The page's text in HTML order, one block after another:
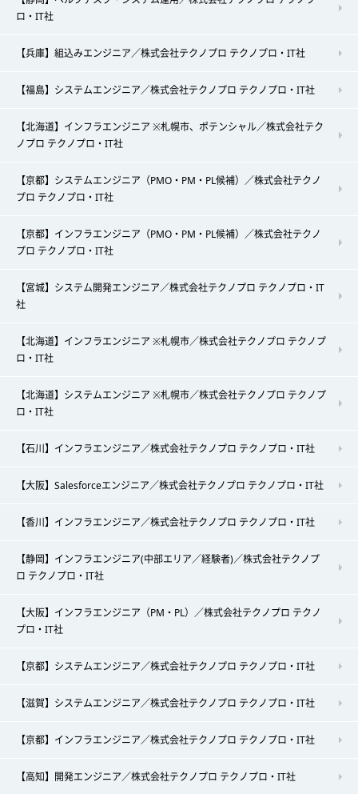
ロ・IT社
【兵庫】組込みエンジニア／株式会社テクノプロ テクノプロ・IT社
【福島】システムエンジニア／株式会社テクノプロ テクノプロ・IT社
【北海道】インフラエンジニア ※札幌市、ポテンシャル／株式会社テク
ノプロ テクノプロ・IT社
【京都】システムエンジニア（PMO・PM・PL候補）／株式会社テクノ
プロ テクノプロ・IT社
【京都】インフラエンジニア（PMO・PM・PL候補）／株式会社テクノ
プロ テクノプロ・IT社
【宮城】システム開発エンジニア／株式会社テクノプロ テクノプロ・IT
社
【北海道】インフラエンジニア ※札幌市／株式会社テクノプロ テクノプ
ロ・IT社
【北海道】システムエンジニア ※札幌市／株式会社テクノプロ テクノプ
ロ・IT社
【石川】インフラエンジニア／株式会社テクノプロ テクノプロ・IT社
【大阪】Salesforceエンジニア／株式会社テクノプロ テクノプロ・IT社
【香川】インフラエンジニア／株式会社テクノプロ テクノプロ・IT社
【静岡】インフラエンジニア(中部エリア／経験者)／株式会社テクノプ
ロ テクノプロ・IT社
【大阪】インフラエンジニア（PM・PL）／株式会社テクノプロ テクノ
プロ・IT社
【京都】システムエンジニア／株式会社テクノプロ テクノプロ・IT社
【滋賀】システムエンジニア／株式会社テクノプロ テクノプロ・IT社
【京都】インフラエンジニア／株式会社テクノプロ テクノプロ・IT社
【高知】開発エンジニア／株式会社テクノプロ テクノプロ・IT社